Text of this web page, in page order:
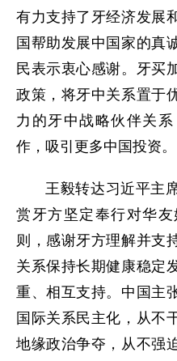
有力支持了牙经济发展
国帮助发展中国家的真
民表示衷心感谢。牙买
政策，将牙中关系置于
力的牙中战略伙伴关
作，吸引更多中国投资。
王毅转达习近平主
赏牙方坚定奉行对华
则，感谢牙方理解并支
关系保持长期健康稳定
重、相互支持。中国主
国际关系民主化，从不
地缘政治争夺，从不强